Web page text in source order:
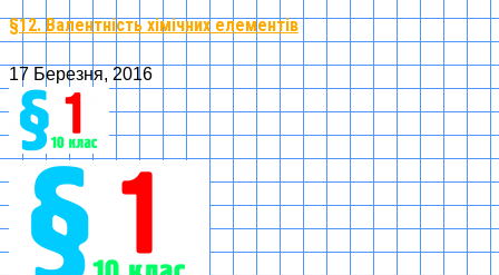
§12. Валентність хімічних елементів
17 Березня, 2016